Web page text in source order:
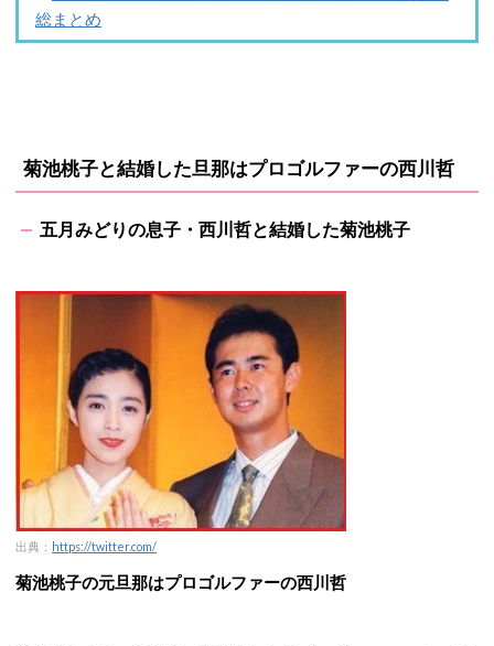
総まとめ
菊池桃子と結婚した旦那はプロゴルファーの西川哲
五月みどりの息子・西川哲と結婚した菊池桃子
出典： https://twitter.com/
菊池桃子の元旦那はプロゴルファーの西川哲